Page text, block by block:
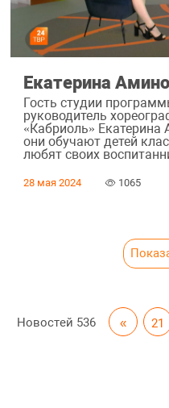
Екатерина
Гость студии
руководитель
«Кабриоль» Екатерина
они обучают детей
любят своих
28 мая 2024 1065
Новостей 536 « 21